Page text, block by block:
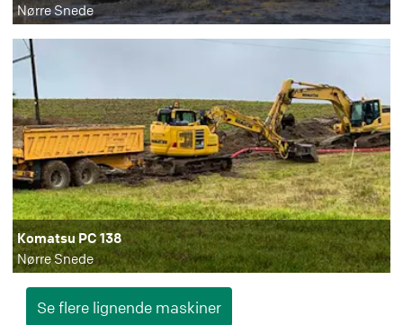
Nørre Snede
Komatsu PC 138
Nørre Snede